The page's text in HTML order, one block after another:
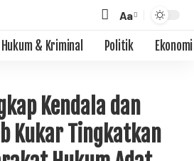
Aa
Hukum & Kriminal Politik Ekonomi
Kendala dan
Kukar Tingkatkan